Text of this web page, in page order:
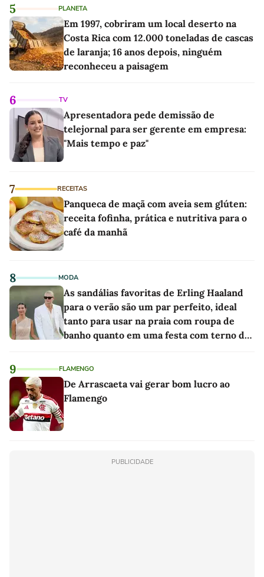
5 PLANETA
Em 1997, cobriram um local deserto na
Costa Rica com 12.000 toneladas de cascas
de laranja; 16 anos depois, ninguém
reconheceu a paisagem
6 TV
Apresentadora pede demissão de
telejornal para ser gerente em empresa:
"Mais tempo e paz"
7 RECEITAS
Panqueca de maçã com aveia sem glúten:
receita fofinha, prática e nutritiva para o
café da manhã
8 MODA
As sandálias favoritas de Erling Haaland
para o verão são um par perfeito, ideal
tanto para usar na praia com roupa de
banho quanto em uma festa com terno de
9 FLAMENGO
De Arrascaeta vai gerar bom lucro ao
Flamengo
PUBLICIDADE